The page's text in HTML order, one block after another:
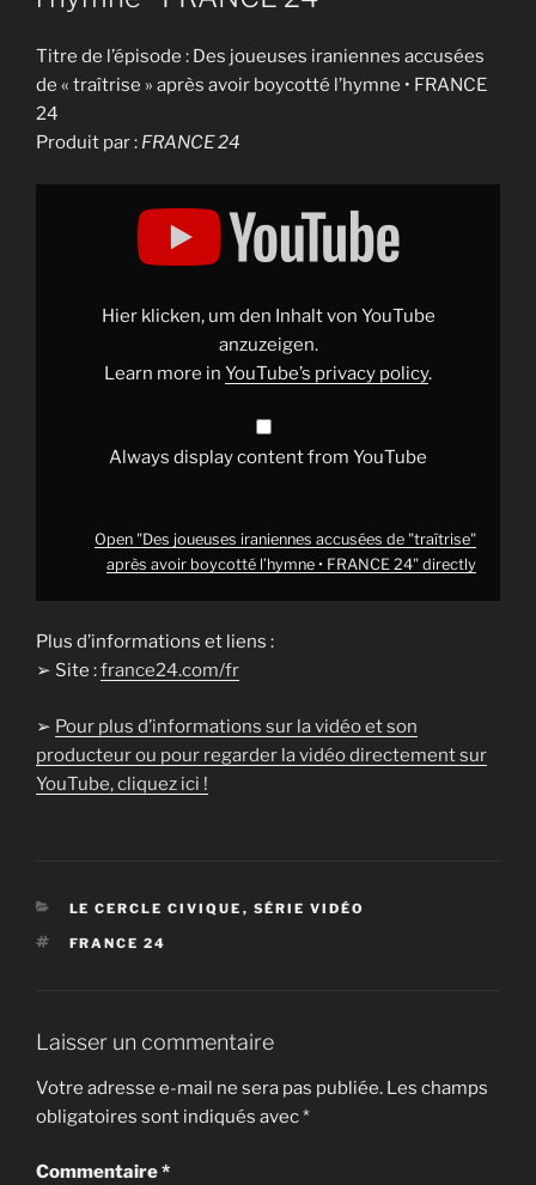
Titre de l’épisode : Des joueuses iraniennes accusées
de « traîtrise » après avoir boycotté l’hymne • FRANCE
24
Produit par : FRANCE 24
Display
Hier klicken, um den Inhalt von YouTube
anzuzeigen.
Learn more in YouTube’s privacy policy.
Always display content from YouTube
Open "Des joueuses iraniennes accusées de "traîtrise"
après avoir boycotté l’hymne • FRANCE 24" directly
Plus d’informations et liens :
➢ Site :france24.com/fr
➢ Pour plus d’informations sur la vidéo et son
producteur ou pour regarder la vidéo directement sur
YouTube, cliquez ici !
CATÉGORIES
LE CERCLE CIVIQUE , SÉRIE VIDÉO
ÉTIQUETTES
FRANCE 24
Laisser un commentaire
Votre adresse e-mail ne sera pas publiée. Les champs
obligatoires sont indiqués avec*
Commentaire*